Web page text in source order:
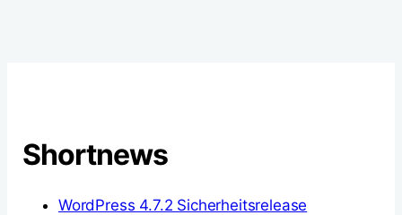
Shortnews
WordPress 4.7.2 Sicherheitsrelease